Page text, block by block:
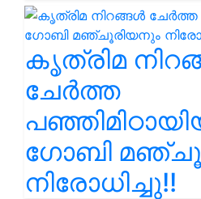
കൃത്രിമ
ചേർത്ത
ഗോബി
നിരോധിച്ചു!!